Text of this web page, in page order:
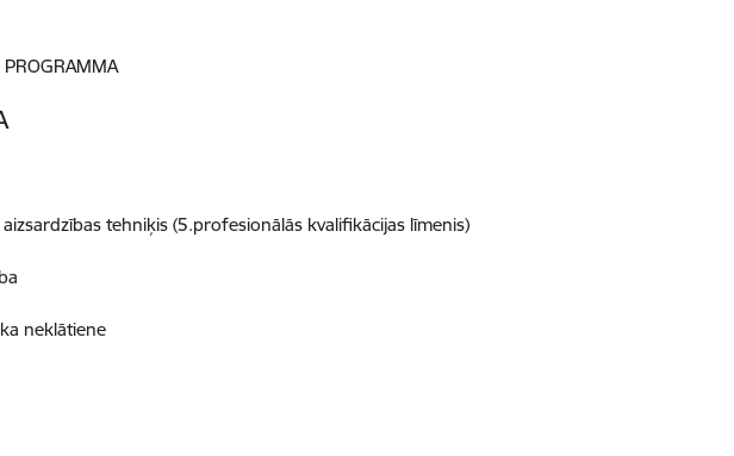
PROGRAMMA
tehniķis (5.profesionālās kvalifikācijas līmenis)
neklātiene